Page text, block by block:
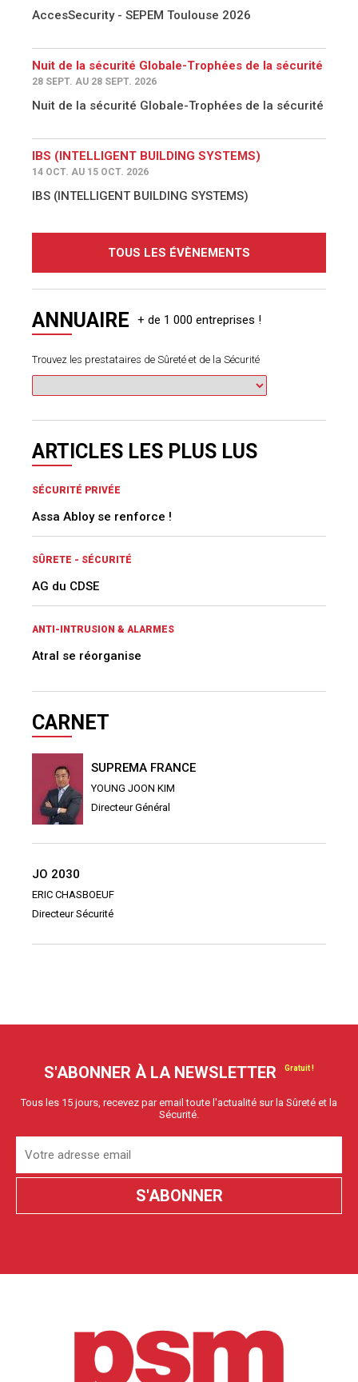
AccesSecurity - SEPEM Toulouse 2026
Nuit de la sécurité Globale-Trophées de la sécurité
28 SEPT. AU 28 SEPT. 2026
Nuit de la sécurité Globale-Trophées de la sécurité
IBS (INTELLIGENT BUILDING SYSTEMS)
14 OCT. AU 15 OCT. 2026
IBS (INTELLIGENT BUILDING SYSTEMS)
TOUS LES ÉVÈNEMENTS
ANNUAIRE
Trouvez les prestataires de Sûreté et de la Sécurité
ARTICLES LES PLUS LUS
SÉCURITÉ PRIVÉE
Assa Abloy se renforce !
SÛRETE - SÉCURITÉ
AG du CDSE
ANTI-INTRUSION & ALARMES
Atral se réorganise
CARNET
SUPREMA FRANCE
YOUNG JOON KIM
Directeur Général
JO 2030
ERIC CHASBOEUF
Directeur Sécurité
S'ABONNER À LA NEWSLETTER
Tous les 15 jours, recevez par email toute l'actualité sur la Sûreté et la
Sécurité.